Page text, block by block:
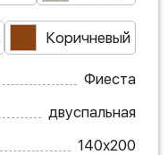
Коричневый
Фиеста
двуспальная
140х200